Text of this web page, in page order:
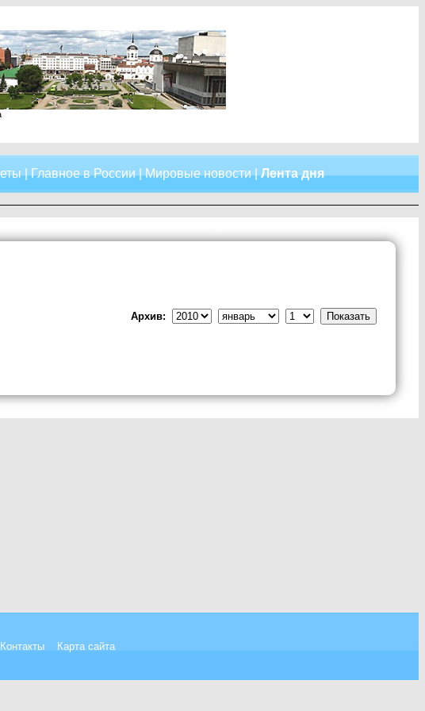
|Главное в России|Мировые новости|Лента дня
Архив:
Контакты Карта сайта